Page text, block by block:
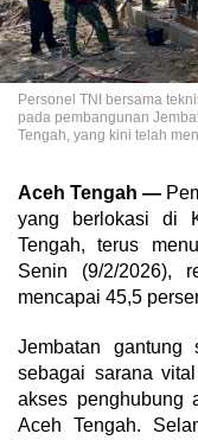
Personel TNI bersama
pada pembangunan
Tengah, yang kini telah
Aceh Tengah —
yang berlokasi di
Tengah, terus
Senin (9/2/2026),
mencapai 45,5
Jembatan
sebagai sarana
akses penghubung
Aceh Tengah.